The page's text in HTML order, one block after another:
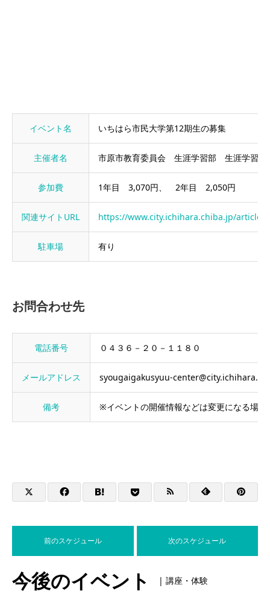
イベント名 いちはら市民大学第12期生の募集
主催者名 市原市教育委員会 生涯学習部 生涯学習
参加費 1年目 3,070円、 2年目 2,050円
関連サイトURL https://www.city.ichihara.chiba.jp/
駐車場 有り
お問合わせ先
電話番号 ０４３６－２０－１１８０
メールアドレス syougaigakusyuu-
備考 ※イベントの開催情報などは変更になる場
前のスケジュール 次のスケジュール
今後のイベント | 講座・体験